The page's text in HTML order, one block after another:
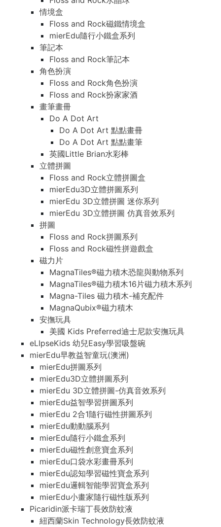
情境盒
Floss and Rock磁鐵情境盒
mierEdu隨行小鐵盒系列
筆記本
Floss and Rock筆記本
角色扮演
Floss and Rock角色扮演
Floss and Rock扮家家酒
畫筆畫冊
Do A Dot Art
Do A Dot Art 點點畫冊
Do A Dot Art 點點畫筆
英國Little Brian水彩棒
立體拼圖
Floss and Rock立體拼圖盒
mierEdu3D立體拼圖系列
mierEdu 3D立體拼圖 迷你系列
mierEdu 3D立體拼圖 仿真音效系列
拼圖
Floss and Rock拼圖系列
Floss and Rock磁性拼遊戲盒
磁力片
MagnaTiles®磁力積木恐龍與動物系列
MagnaTiles®磁力積木16片磁力積木系列
Magna-Tiles 磁力積木-補充配件
MagnaQubix®磁力積木
安撫玩具
美國 Kids Preferred迪士尼款安撫玩具
eLIpseKids 幼兒Easy學習吸盤碗
mierEdu早教益智童玩(澳洲)
mierEdu拼圖系列
mierEdu3D立體拼圖系列
mierEdu 3D立體拼圖-仿真音效系列
mierEdu益智學習拼圖系列
mierEdu 2合1隨行磁性拼圖系列
mierEdu動動腦系列
mierEdu隨行小鐵盒系列
mierEdu磁性創意寶盒系列
mierEdu口袋水彩畫冊系列
mierEdu認知學習磁性寶盒系列
mierEdu邏輯智能學習寶盒系列
mierEdu小畫家隨行磁性版系列
Picaridin派卡瑞丁長效防蚊液
紐西蘭Skin Technology長效防蚊液